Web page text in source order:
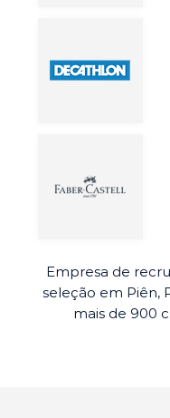
Empresa de
seleção em Piên,
mais de 900